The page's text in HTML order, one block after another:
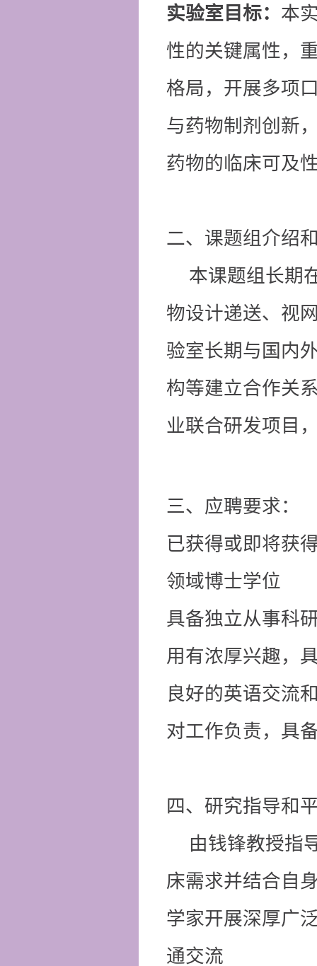
实验室目标： 本
性的关键属性，
格局，开展多项
与药物制剂创新
药物的临床可及
二、课题组介绍
本课题组长期
物设计递送、视
验室长期与国内
构等建立合作关
业联合研发项目
三、应聘要求：
已获得或即将获
领域博士学位
具备独立从事科
用有浓厚兴趣，
良好的英语交流
对工作负责，具
四、研究指导和
由钱锋教授指
床需求并结合自
学家开展深厚广
通交流